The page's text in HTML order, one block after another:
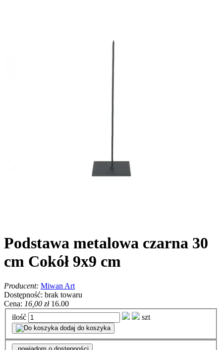
Podstawa metalowa czarna 30
cm Cokół 9x9 cm
Producent: Miwan Art
Dostępność: brak towaru
Cena: 16,00 zł 16.00
ilość
szt
dodaj do koszyka